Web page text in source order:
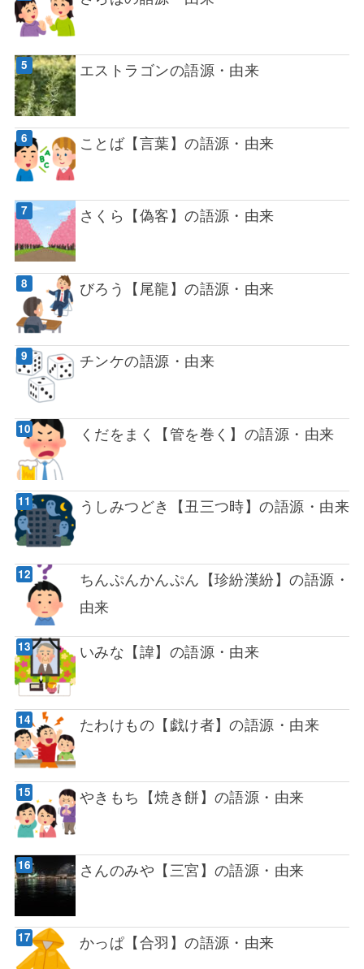
エストラゴンの語源・由来
ことば【言葉】の語源・由来
さくら【偽客】の語源・由来
びろう【尾龍】の語源・由来
チンケの語源・由来
くだをまく【管を巻く】の語源・由来
うしみつどき【丑三つ時】の語源・由来
ちんぷんかんぷん【珍紛漢紛】の語源・
由来
いみな【諱】の語源・由来
たわけもの【戯け者】の語源・由来
やきもち【焼き餅】の語源・由来
さんのみや【三宮】の語源・由来
かっぱ【合羽】の語源・由来